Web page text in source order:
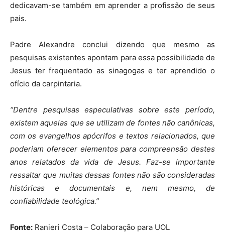
dedicavam-se também em aprender a profissão de seus
pais.
Padre Alexandre conclui dizendo que mesmo as
pesquisas existentes apontam para essa possibilidade de
Jesus ter frequentado as sinagogas e ter aprendido o
ofício da carpintaria.
“Dentre pesquisas especulativas sobre este período,
existem aquelas que se utilizam de fontes não canônicas,
com os evangelhos apócrifos e textos relacionados, que
poderiam oferecer elementos para compreensão destes
anos relatados da vida de Jesus. Faz-se importante
ressaltar que muitas dessas fontes não são consideradas
históricas e documentais e, nem mesmo, de
confiabilidade teológica.”
Fonte: Ranieri Costa – Colaboração para UOL